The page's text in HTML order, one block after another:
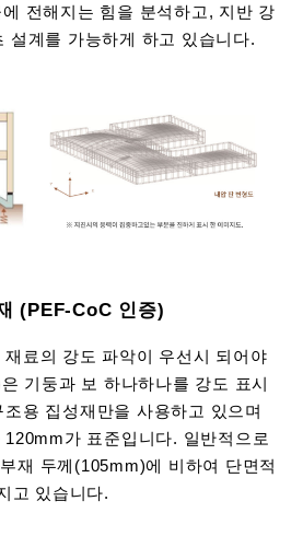
전해지는 힘을 분석하고, 지반 강
설계를 가능하게 하고 있습니다.
(PEF-CoC 인증)
료의 강도 파악이 우선시 되어야
기둥과 보 하나하나를 강도 표시
용 집성재만을 사용하고 있으며
가 표준입니다. 일반적으로
재 두께(105mm)에 비하여 단면적
고 있습니다.